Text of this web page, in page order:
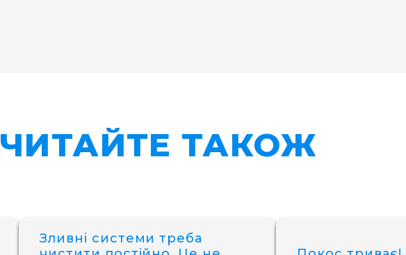
ЧИТАЙТЕ ТАКОЖ
Зливні системи треба